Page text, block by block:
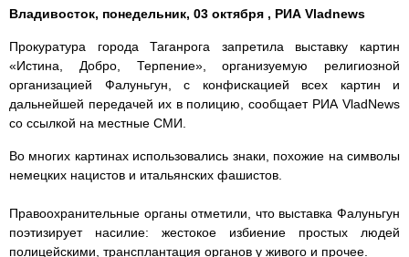
Владивосток, понедельник, 03 октября , РИА Vladnews
Прокуратура города Таганрога запретила выставку картин
«Истина, Добро, Терпение», организуемую религиозной
организацией Фалуньгун, с конфискацией всех картин и
дальнейшей передачей их в полицию, сообщает РИА VladNews
cо ссылкой на местные СМИ.
Во многих картинах использовались знаки, похожие на символы
немецких нацистов и итальянских фашистов.
Правоохранительные органы отметили, что выставка Фалуньгун
поэтизирует насилие: жестокое избиение простых людей
полицейскими, трансплантация органов у живого и прочее.